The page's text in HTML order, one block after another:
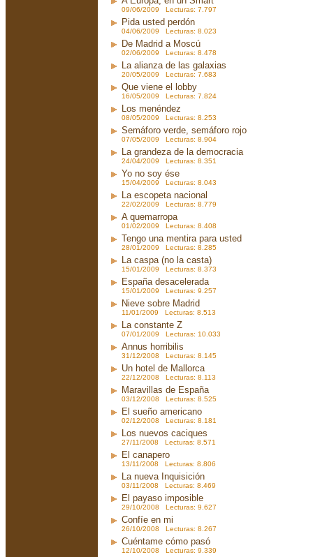
09/06/2009 Lecturas: 7.797
Pida usted perdón
04/06/2009 Lecturas: 8.023
De Madrid a Moscú
02/06/2009 Lecturas: 8.478
La alianza de las galaxias
20/05/2009 Lecturas: 7.683
Que viene el lobby
16/05/2009 Lecturas: 7.824
Los menéndez
08/05/2009 Lecturas: 8.253
Semáforo verde, semáforo rojo
07/05/2009 Lecturas: 8.904
La grandeza de la democracia
24/04/2009 Lecturas: 8.351
Yo no soy ése
15/04/2009 Lecturas: 8.043
La escopeta nacional
22/02/2009 Lecturas: 8.779
A quemarropa
01/02/2009 Lecturas: 8.408
Tengo una mentira para usted
28/01/2009 Lecturas: 8.285
La caspa (no la casta)
15/01/2009 Lecturas: 8.373
España desacelerada
15/01/2009 Lecturas: 9.257
Nieve sobre Madrid
11/01/2009 Lecturas: 8.513
La constante Z
07/01/2009 Lecturas: 10.033
Annus horribilis
31/12/2008 Lecturas: 8.145
Un hotel de Mallorca
22/12/2008 Lecturas: 8.113
Maravillas de España
03/12/2008 Lecturas: 8.525
El sueño americano
02/12/2008 Lecturas: 8.181
Los nuevos caciques
27/11/2008 Lecturas: 8.571
El canapero
13/11/2008 Lecturas: 8.806
La nueva Inquisición
03/11/2008 Lecturas: 8.469
El payaso imposible
29/10/2008 Lecturas: 9.627
Confíe en mi
26/10/2008 Lecturas: 8.267
Cuéntame cómo pasó
12/10/2008 Lecturas: 9.339